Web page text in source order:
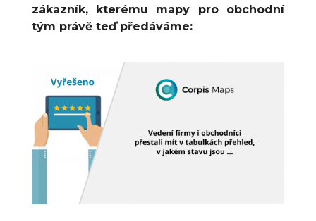
zákazník, kterému mapy pro obchodní
tým právě teď předáváme: